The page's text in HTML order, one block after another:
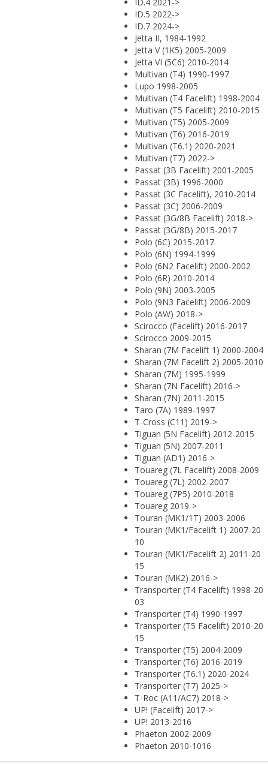
ID.5 2022->
ID.7 2024->
Jetta II, 1984-1992
Jetta V (1K5) 2005-2009
Jetta VI (5C6) 2010-2014
Multivan (T4) 1990-1997
Lupo 1998-2005
Multivan (T4 Facelift) 1998-2004
Multivan (T5 Facelift) 2010-2015
Multivan (T5) 2005-2009
Multivan (T6) 2016-2019
Multivan (T6.1) 2020-2021
Multivan (T7) 2022->
Passat (3B Facelift) 2001-2005
Passat (3B) 1996-2000
Passat (3C Facelift), 2010-2014
Passat (3C) 2006-2009
Passat (3G/8B Facelift) 2018->
Passat (3G/8B) 2015-2017
Polo (6C) 2015-2017
Polo (6N) 1994-1999
Polo (6N2 Facelift) 2000-2002
Polo (6R) 2010-2014
Polo (9N) 2003-2005
Polo (9N3 Facelift) 2006-2009
Polo (AW) 2018->
Scirocco (Facelift) 2016-2017
Scirocco 2009-2015
Sharan (7M Facelift 1) 2000-2004
Sharan (7M Facelift 2) 2005-2010
Sharan (7M) 1995-1999
Sharan (7N Facelift) 2016->
Sharan (7N) 2011-2015
Taro (7A) 1989-1997
T-Cross (C11) 2019->
Tiguan (5N Facelift) 2012-2015
Tiguan (5N) 2007-2011
Tiguan (AD1) 2016->
Touareg (7L Facelift) 2008-2009
Touareg (7L) 2002-2007
Touareg (7P5) 2010-2018
Touareg 2019->
Touran (MK1/1T) 2003-2006
Touran (MK1/Facelift 1) 2007-20
10
Touran (MK1/Facelift 2) 2011-20
15
Touran (MK2) 2016->
Transporter (T4 Facelift) 1998-20
03
Transporter (T4) 1990-1997
Transporter (T5 Facelift) 2010-20
15
Transporter (T5) 2004-2009
Transporter (T6) 2016-2019
Transporter (T6.1) 2020-2024
Transporter (T7) 2025->
T-Roc (A11/AC7) 2018->
UP! (Facelift) 2017->
UP! 2013-2016
Phaeton 2002-2009
Phaeton 2010-1016